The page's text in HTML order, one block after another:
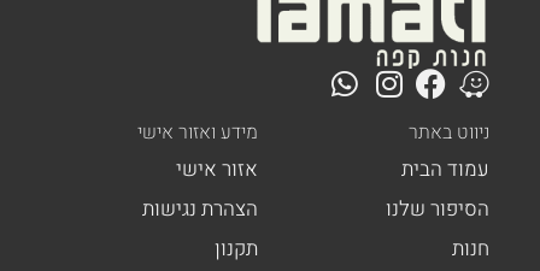
באתר
הבית
שלנו
מידע ואזור אישי
אזור אישי
הצהרת נגישות